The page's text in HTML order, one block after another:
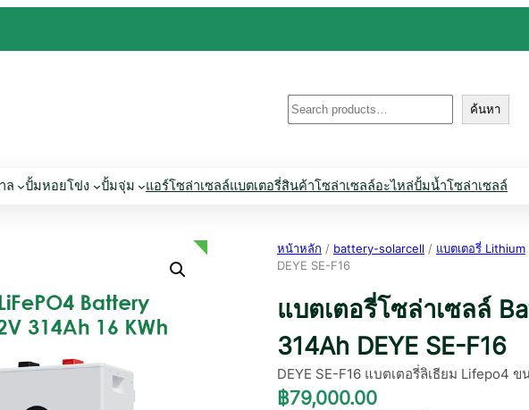
ค้นหา ค้นหา
ล ปั้มหอยโข่ง ปั้มจุ่ม แอร์โซล่าเซลล์แบตเตอรี่สินค้าโซล่าเซลล์อะไหล่ปั้มน้ำโซล่าเซลล์
หน้าหลัก / battery-solarcell / แบตเตอรี่ Lithium
DEYE SE-F16
แบตเตอรี่โซล่าเซลล์
314Ah DEYE SE-F16
DEYE SE-F16 แบตเตอรี่ลิเธียม Lifepo4
฿79,000.00